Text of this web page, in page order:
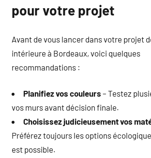
pour votre projet
Avant de vous lancer dans votre projet
intérieure à Bordeaux, voici quelques
recommandations :
Planifiez vos couleurs – Testez
vos murs avant décision finale.
Choisissez judicieusement vos
Préférez toujours les options
est possible.